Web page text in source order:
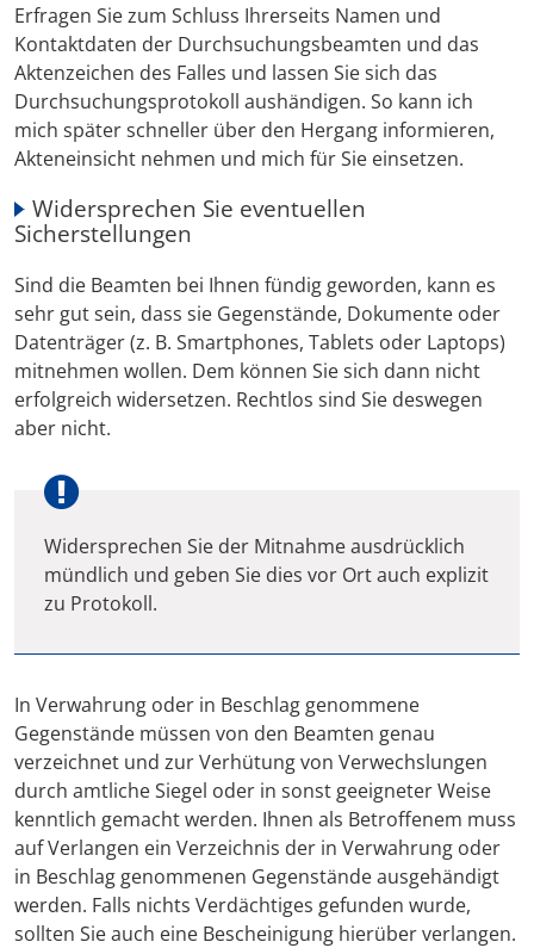
Erfragen Sie zum Schluss Ihrerseits Namen und
Kontaktdaten der Durchsuchungsbeamten und das
Aktenzeichen des Falles und lassen Sie sich das
Durchsuchungsprotokoll aushändigen. So kann ich
mich später schneller über den Hergang informieren,
Akteneinsicht nehmen und mich für Sie einsetzen.
Widersprechen Sie eventuellen
Sicherstellungen
Sind die Beamten bei Ihnen fündig geworden, kann es
sehr gut sein, dass sie Gegenstände, Dokumente oder
Datenträger (z. B. Smartphones, Tablets oder Laptops)
mitnehmen wollen. Dem können Sie sich dann nicht
erfolgreich widersetzen. Rechtlos sind Sie deswegen
aber nicht.
Widersprechen Sie der Mitnahme ausdrücklich
mündlich und geben Sie dies vor Ort auch explizit
zu Protokoll.
In Verwahrung oder in Beschlag genommene
Gegenstände müssen von den Beamten genau
verzeichnet und zur Verhütung von Verwechslungen
durch amtliche Siegel oder in sonst geeigneter Weise
kenntlich gemacht werden. Ihnen als Betroffenem muss
auf Verlangen ein Verzeichnis der in Verwahrung oder
in Beschlag genommenen Gegenstände ausgehändigt
werden. Falls nichts Verdächtiges gefunden wurde,
sollten Sie auch eine Bescheinigung hierüber verlangen.